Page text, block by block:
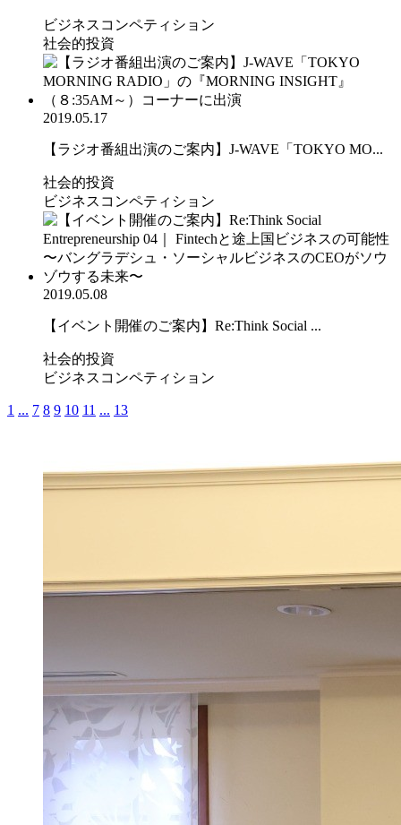
ビジネスコンペティション
社会的投資
2019.05.17
【ラジオ番組出演のご案内】J-WAVE「TOKYO MO...
社会的投資
ビジネスコンペティション
2019.05.08
【イベント開催のご案内】Re:Think Social ...
社会的投資
ビジネスコンペティション
1 ... 7 8 9 10 11 ... 13